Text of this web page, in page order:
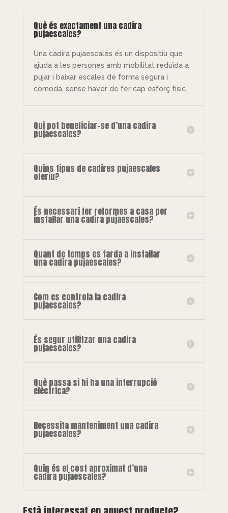
Què és exactament una cadira
pujaescales?
Una cadira pujaescales és un dispositiu que
ajuda a les persones amb mobilitat reduïda a
pujar i baixar escales de forma segura i
còmoda, sense haver de fer cap esforç físic.
Qui pot beneficiar-se d’una cadira
pujaescales?
Quins tipus de cadires pujaescales
oferiu?
És necessari fer reformes a casa per
instal·lar una cadira pujaescales?
Quant de temps es tarda a instal·lar
una cadira pujaescales?
Com es controla la cadira
pujaescales?
És segur utilitzar una cadira
pujaescales?
Què passa si hi ha una interrupció
elèctrica?
Necessita manteniment una cadira
pujaescales?
Quin és el cost aproximat d’una
cadira pujaescales?